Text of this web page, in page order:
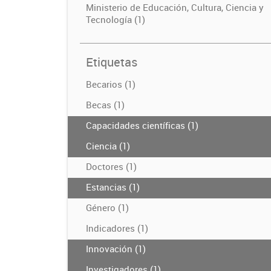
Ministerio de Educación, Cultura, Ciencia y
Tecnología (1)
Etiquetas
Becarios (1)
Becas (1)
Capacidades científicas (1)
Ciencia (1)
Doctores (1)
Estancias (1)
Género (1)
Indicadores (1)
Innovación (1)